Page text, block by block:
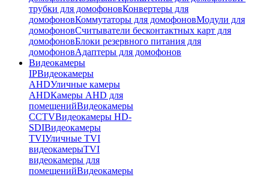
трубки для домофоновКонвертеры для
домофоновКоммутаторы для домофоновМодули для
домофоновСчитыватели бесконтактных карт для
домофоновБлоки резервного питания для
домофоновАдаптеры для домофонов
Видеокамеры
IPВидеокамеры
AHDУличные камеры
AHDКамеры AHD для
помещенийВидеокамеры
CCTVВидеокамеры HD-
SDIВидеокамеры
TVIУличные TVI
видеокамерыTVI
видеокамеры для
помещенийВидеокамеры